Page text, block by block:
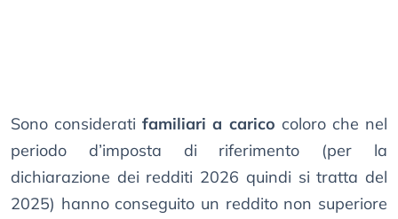
Sono consideratifamiliari a carico coloro che nel
periodo d’imposta di riferimento (per la
dichiarazione dei redditi 2026 quindi si tratta del
2025) hanno conseguito un reddito non superiore